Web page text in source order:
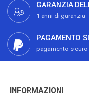
GARANZIA
1 anni di garanzia
PAGAMENTO
pagamento sicuro
INFORMAZIONI